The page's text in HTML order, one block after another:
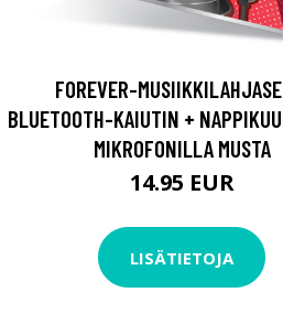
FOREVER-
BLUETOOTH-KAIUTIN +
MIKROFONILLA MUSTA
14.95 EUR
LISÄTIETOJA